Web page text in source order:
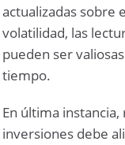
actualizadas sobre
volatilidad, las
pueden ser
tiempo.
En última
inversiones debe